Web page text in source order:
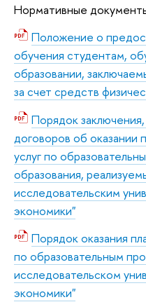
Нормативные
Положение о
обучения студентам,
образовании,
за счет средств
Порядок
договоров об оказании
услуг по
образования,
исследовательским
экономики"
Порядок оказания
по образовательным
исследовательском
экономики"